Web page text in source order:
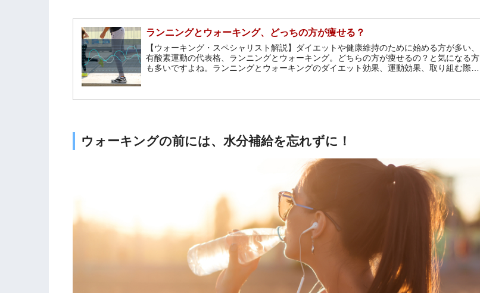
ランニングとウォーキング、どっちの方が痩せる？
【ウォーキング・スペシャリスト解説】ダイエットや健康維持のために始める方が多い、
有酸素運動の代表格、ランニングとウォーキング。どちらの方が痩せるの？と気になる方
も多いですよね。ランニングとウォーキングのダイエット効果、運動効果、取り組む際の
ウォーキングの前には、水分補給を忘れずに！